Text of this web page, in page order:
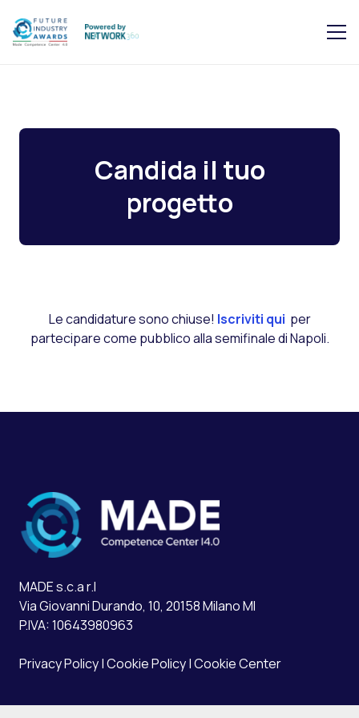
Candida il tuo
progetto
Le candidature sono chiuse! Iscriviti qui per
partecipare come pubblico alla semifinale di Napoli.
MADE s.c.a r.l
Via Giovanni Durando, 10, 20158 Milano MI
P.IVA: 10643980963
Privacy Policy|Cookie Policy|Cookie Center